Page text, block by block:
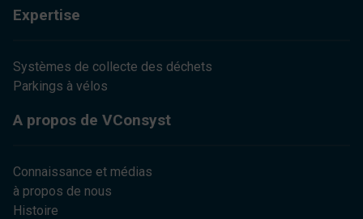
Expertise
Systèmes de collecte des déchets
Parkings à vélos
A propos de VConsyst
Connaissance et médias
à propos de nous
Histoire